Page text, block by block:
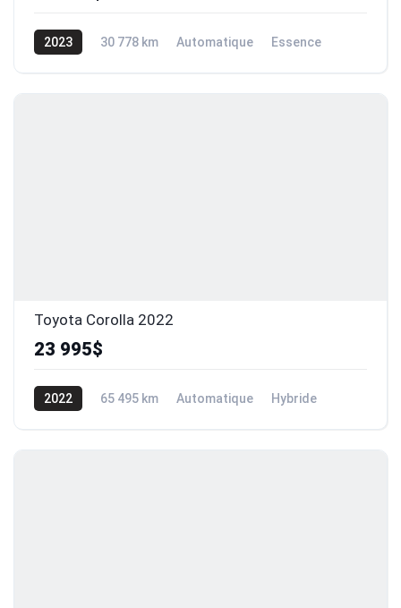
2023 30 778 km Automatique
Essence
Toyota Corolla 2022
23 995$
2022 65 495 km Automatique
Hybride